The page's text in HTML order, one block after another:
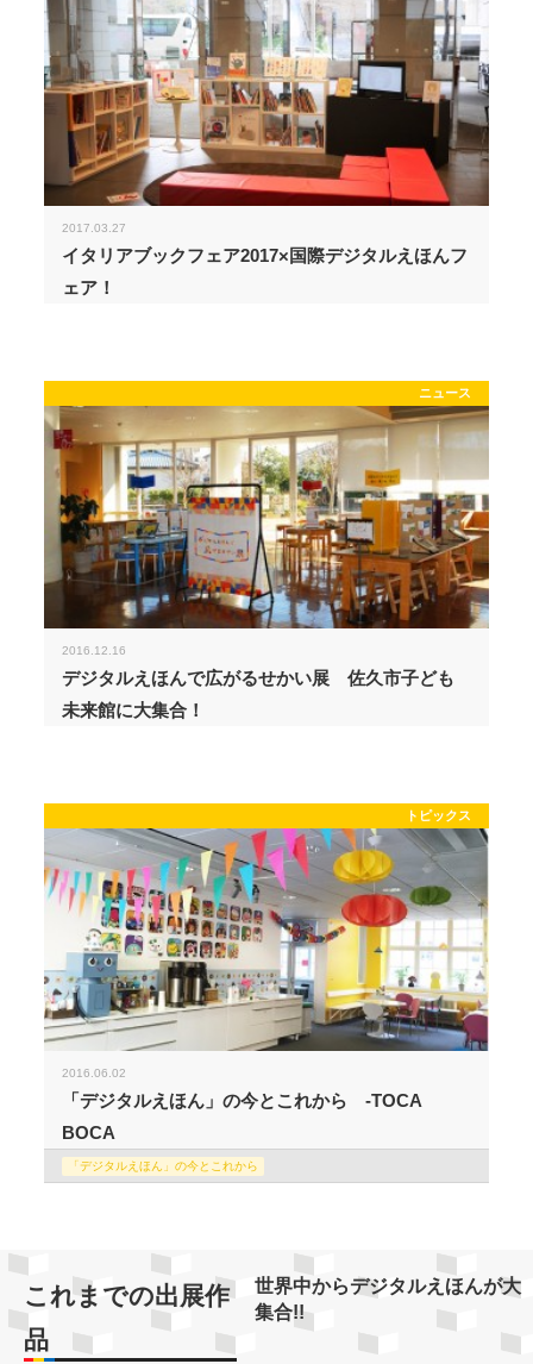
2017.03.27
イタリアブックフェア2017×国際デジタルえほんフ
ェア！
ニュース
2016.12.16
デジタルえほんで広がるせかい展 佐久市子ども
未来館に大集合！
トピックス
2016.06.02
「デジタルえほん」の今とこれから -TOCA
BOCA
「デジタルえほん」の今とこれから
これまでの出展作
品
世界中からデジタルえほんが大
集合!!